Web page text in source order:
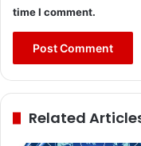
time I comment.
Related